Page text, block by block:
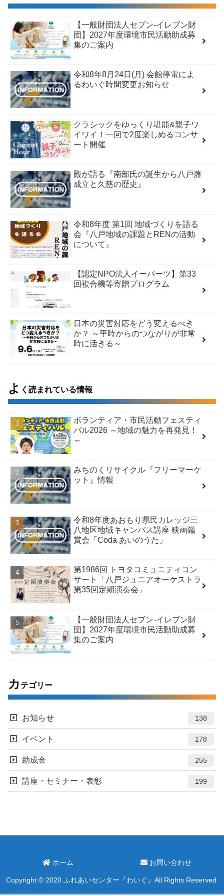
【一般財団法人セブン-イレブン財
団】2027年度環境市民活動助成募
集のご案内
令和8年8月24日(月) 会館停電によ
るわいぐ時間変更お知らせ
クラシックをゆっくり堪能&親子ワ
イワイ！一回で2度楽しめるコンサ
ート開催
殿が語る『南部氏の誕生から八戸藩
成立と久慈の歴史』
令和8年度 第1回 地域づくりを語る
会『八戸地域の課題とRENの活動
について』
【認定NPO法人イーパーツ】第33
回複合機等寄贈プログラム
日本の災害対応をどう変えるべき
か？ ～平時からのつながりが非常
時に活きる～
よ く読まれている情報
ボランティア・市民活動フェスティ
バル2026 ～地域の魅力を再発見！
～
みちのくリサイクル『フリーマーケ
ット』情報
令和8年度あおもり県民カレッジ三
八地区地域キャンパス講座 映画鑑
賞会「Coda あいのうた」
第1986回 トヨタコミュニティコン
サート「八戸ジュニアオーケストラ
第35回定期演奏会」
【一般財団法人セブン-イレブン財
団】2027年度環境市民活動助成募
集のご案内
カ テゴリー
お知らせ 138
イベント 178
助成金 255
講座・セミナー・表彰 199
ホーム お問い合わせ
Copyright © 2020 ふれあいセンター『わいぐ』All Rights Reserved.